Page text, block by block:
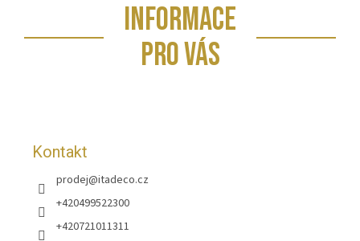
INFORMACE
PRO VÁS
Kontakt
prodej@itadeco.cz
+420499522300
+420721011311